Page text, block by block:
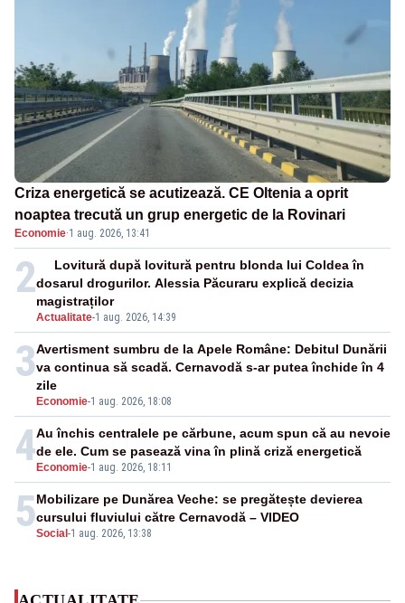
Criza energetică se acutizează. CE Oltenia a oprit
noaptea trecută un grup energetic de la Rovinari
Economie·1 aug. 2026, 13:41
2
Actualitate-1 aug. 2026, 14:39
Lovitură după lovitură pentru blonda lui Coldea în
dosarul drogurilor. Alessia Păcuraru explică decizia
magistraților
3
Economie-1 aug. 2026, 18:08
Avertisment sumbru de la Apele Române: Debitul Dunării
va continua să scadă. Cernavodă s-ar putea închide în 4
zile
4 Economie-1 aug. 2026, 18:11
Au închis centralele pe cărbune, acum spun că au nevoie
de ele. Cum se pasează vina în plină criză energetică
5Social -1 aug. 2026, 13:38
Mobilizare pe Dunărea Veche: se pregătește devierea
cursului fluviului către Cernavodă – VIDEO